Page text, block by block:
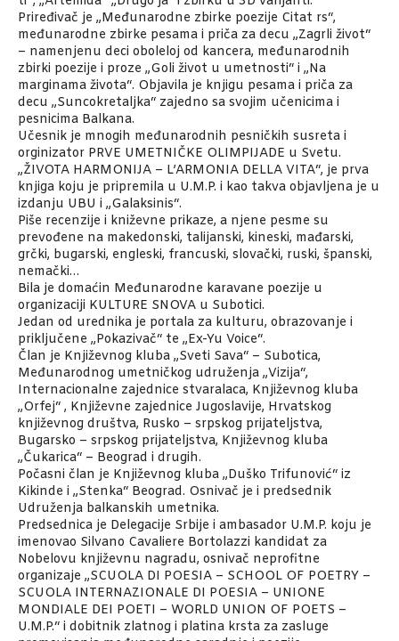
Priređivač je „Međunarodne zbirke poezije Citat rs“,
međunarodne zbirke pesama i priča za decu „Zagrli život“
– namenjenu deci oboleloj od kancera, međunarodnih
zbirki poezije i proze „Goli život u umetnosti“ i „Na
marginama života“. Objavila je knjigu pesama i priča za
decu „Suncokretaljka“ zajedno sa svojim učenicima i
pesnicima Balkana.
Učesnik je mnogih međunarodnih pesničkih susreta i
orginizator PRVE UMETNIČKE OLIMPIJADE u Svetu.
„ŽIVOTA HARMONIJA – L’ARMONIA DELLA VITA“, je prva
knjiga koju je pripremila u U.M.P. i kao takva objavljena je u
izdanju UBU i „Galaksinis“.
Piše recenzije i kniževne prikaze, a njene pesme su
prevođene na makedonski, talijanski, kineski, mađarski,
grčki, bugarski, engleski, francuski, slovački, ruski, španski,
nemački…
Bila je domaćin Međunarodne karavane poezije u
organizaciji KULTURE SNOVA u Subotici.
Jedan od urednika je portala za kulturu, obrazovanje i
priključene „Pokazivač“ te „Ex-Yu Voice“.
Član je Književnog kluba „Sveti Sava“ – Subotica,
Međunarodnog umetničkog udruženja „Vizija“,
Internacionalne zajednice stvaralaca, Književnog kluba
„Orfej“ , Književne zajednice Jugoslavije, Hrvatskog
književnog društva, Rusko – srpskog prijateljstva,
Bugarsko – srpskog prijateljstva, Književnog kluba
„Čukarica“ – Beograd i drugih.
Počasni član je Književnog kluba „Duško Trifunović“ iz
Kikinde i „Stenka“ Beograd. Osnivač je i predsednik
Udruženja balkanskih umetnika.
Predsednica je Delegacije Srbije i ambasador U.M.P. koju je
imenovao Silvano Cavaliere Bortolazzi kandidat za
Nobelovu književnu nagradu, osnivač neprofitne
organizaje „SCUOLA DI POESIA – SCHOOL OF POETRY –
SCUOLA INTERNAZIONALE DI POESIA – UNIONE
MONDIALE DEI POETI – WORLD UNION OF POETS –
U.M.P.“ i dobitnik zlatnog i platina krsta za zasluge